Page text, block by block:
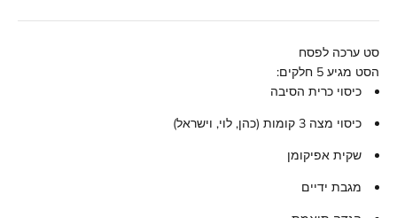
סט ערכה לפסח
הסט מגיע 5 חלקים:
כיסוי כרית הסיבה
כיסוי מצה 3 קומות (כהן, לוי, וישראל)
שקית אפיקומן
מגבת ידיים